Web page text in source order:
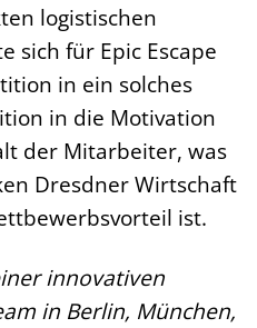
logistischen
sich für Epic Escape
in ein solches
in die Motivation
der Mitarbeiter, was
Dresdner Wirtschaft
ist.
innovativen
in Berlin, München,